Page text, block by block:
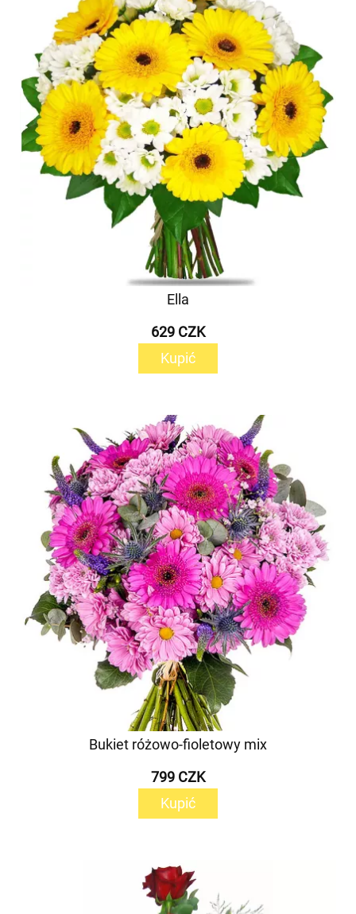
Ella
629 CZK
Kupić
Bukiet różowo-fioletowy mix
799 CZK
Kupić